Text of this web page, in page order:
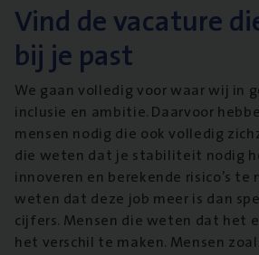
Vind de vacature
bij je past
We gaan volledig voor waar wij in
inclusie en ambitie. Daarvoor
mensen nodig die ook volledig
die weten dat je stabiliteit nodig
innoveren en berekende risico’s te
weten dat deze job meer is dan
cijfers. Mensen die weten dat het
het verschil te maken. Mensen